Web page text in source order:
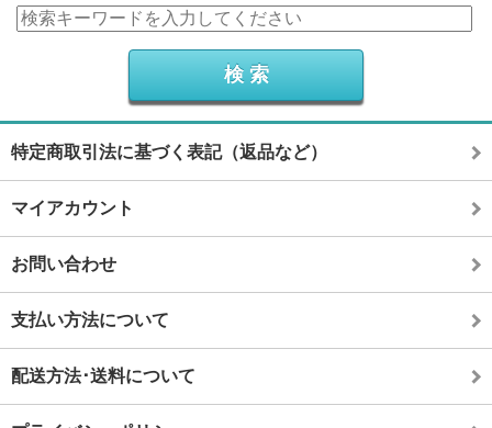
特定商取引法に基づく表記（返品など）
マイアカウント
お問い合わせ
支払い方法について
配送方法･送料について